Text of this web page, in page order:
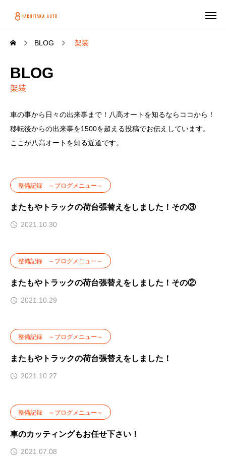
BLOG 架装
BLOG
架装
車の事から日々の出来事まで！八高オートを知るならココから！
移転後からの出来事を1500を超える投稿でお伝えしています。
ここが八高オートを知る近道です。
整備記録 ～ブログメニュー～
またもやトラックの荷台張替えをしました！その③
2021.10.30
整備記録 ～ブログメニュー～
またもやトラックの荷台張替えをしました！その②
2021.10.29
整備記録 ～ブログメニュー～
またもやトラックの荷台張替えをしました！
2021.10.27
整備記録 ～ブログメニュー～
車のカッティングもお任せ下さい！
2021.07.08